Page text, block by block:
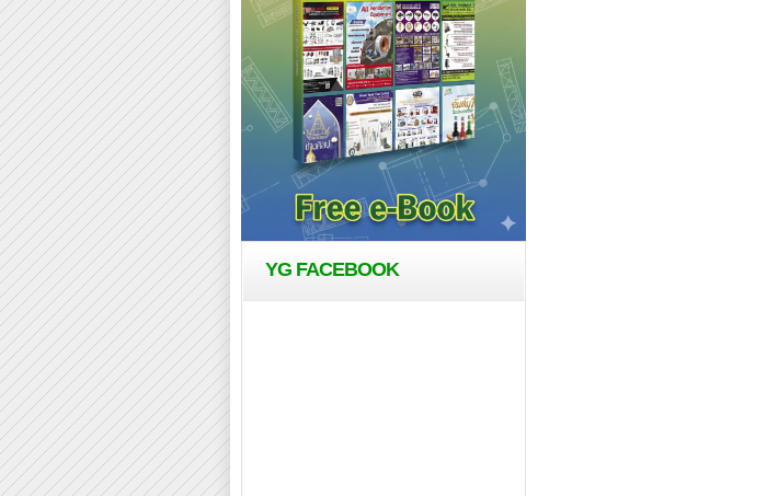
YG FACEBOOK